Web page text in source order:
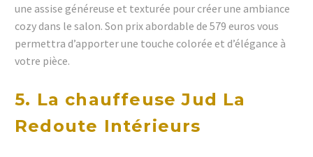
une assise généreuse et texturée pour créer une ambiance
cozy dans le salon. Son prix abordable de 579 euros vous
permettra d’apporter une touche colorée et d’élégance à
votre pièce.
5. La chauffeuse Jud La
Redoute Intérieurs